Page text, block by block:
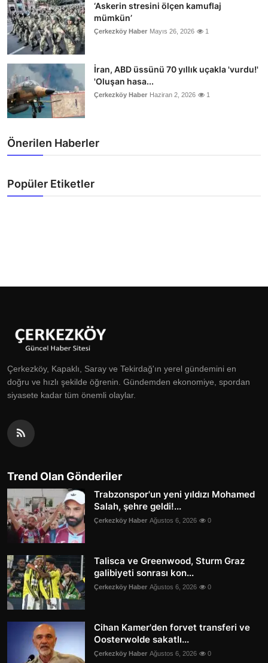
‘Askerin stresini ölçen kamuflaj
mümkün’
Çerkezköy Haber Mayıs 26, 2026 1
İran, ABD üssünü 70 yıllık uçakla 'vurdu!'
'Oluşan hasa...
Çerkezköy Haber Haziran 2, 2026 1
Önerilen Haberler
Popüler Etiketler
Çerkezköy, Kapaklı, Saray ve Tekirdağ'ın yerel gündemini en
doğru ve hızlı şekilde öğrenin. Gündemden ekonomiye, spordan
siyasete kadar tüm önemli olaylar.
Trend Olan Gönderiler
Trabzonspor'un yeni yıldızı Mohamed
Salah, şehre geldi!...
Çerkezköy Haber Ağustos 6, 2026 0
Talisca ve Greenwood, Sturm Graz
galibiyeti sonrası kon...
Çerkezköy Haber Ağustos 6, 2026 0
Cihan Kamer'den forvet transferi ve
Oosterwolde sakatlı...
Çerkezköy Haber Ağustos 6, 2026 0